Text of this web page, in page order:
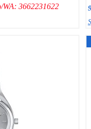
WA: 3662231622